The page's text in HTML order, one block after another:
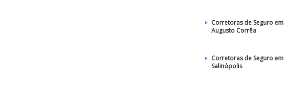
Corretoras de Seguro em
Augusto Corrêa
Corretoras de Seguro em
Salinópolis